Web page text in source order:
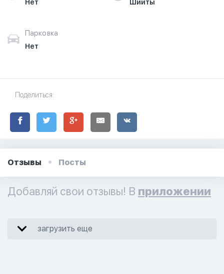
Нет
Шииты
Парковка
Нет
Поделиться:
Отзывы Посты
Добавляй свои отзывы! В приложении
загрузить еще